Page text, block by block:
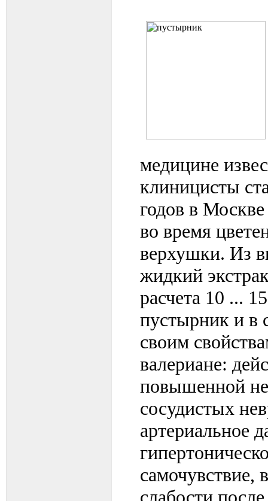
медицине
клиницисты
годов в
во время
верхушки. Из
жидкий
расчета 10 ...
пустырник и в
своим
валериане:
повышенной
сосудистых
артериальное
самочувствие,